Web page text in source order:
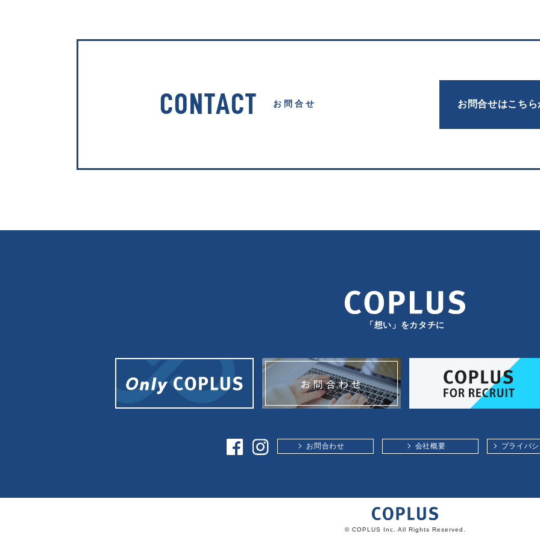
CONTACT お問合せ お問合せはこちら
「想い」をカタチに
お問合わせ 会社概要 プライバ
© COPLUS Inc. All Rights Reserved.